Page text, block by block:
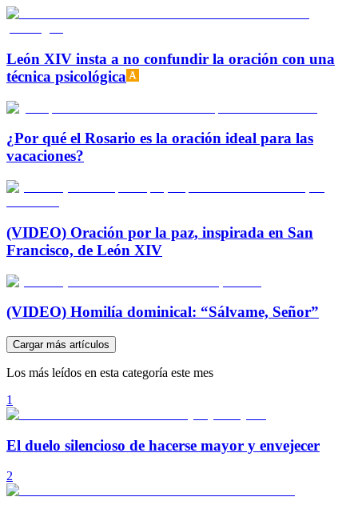
León XIV insta a no confundir la oración con una
técnica psicológica
¿Por qué el Rosario es la oración ideal para las
vacaciones?
(VIDEO) Oración por la paz, inspirada en San
Francisco, de León XIV
(VIDEO) Homilía dominical: “Sálvame, Señor”
Cargar más artículos
Los más leídos en esta categoría este mes
1
El duelo silencioso de hacerse mayor y envejecer
2